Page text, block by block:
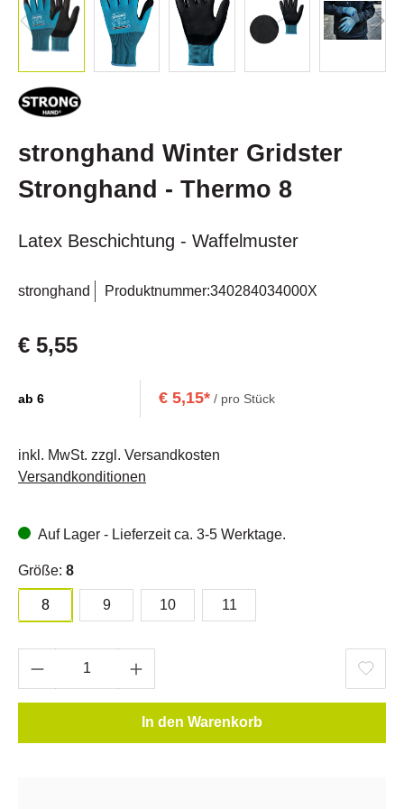
stronghand Winter Gridster
Stronghand - Thermo 8
Latex Beschichtung - Waffelmuster
stronghand Produktnummer:340284034000X
€ 5,55
ab 6 € 5,15*/ pro Stück
inkl. MwSt. zzgl. Versandkosten
Versandkonditionen
Auf Lager - Lieferzeit ca. 3-5 Werktage.
Größe: 8
8 9 10 11
In den Warenkorb